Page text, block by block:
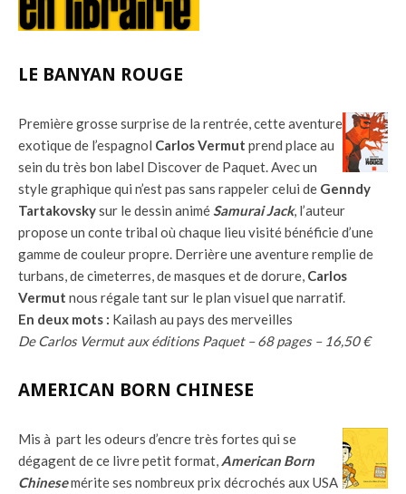
LE BANYAN ROUGE
Première grosse surprise de la rentrée, cette aventure
exotique de l’espagnol Carlos Vermut prend place au
sein du très bon label Discover de Paquet. Avec un
style graphique qui n’est pas sans rappeler celui de Genndy
Tartakovskysur le dessin animéSamurai Jack, l’auteur
propose un conte tribal où chaque lieu visité bénéficie d’une
gamme de couleur propre. Derrière une aventure remplie de
turbans, de cimeterres, de masques et de dorure, Carlos
Vermut nous régale tant sur le plan visuel que narratif.
En deux mots : Kailash au pays des merveilles
De Carlos Vermut aux éditions Paquet – 68 pages – 16,50 €
AMERICAN BORN CHINESE
Mis à part les odeurs d’encre très fortes qui se
dégagent de ce livre petit format, American Born
Chinesemérite ses nombreux prix décrochés aux USA